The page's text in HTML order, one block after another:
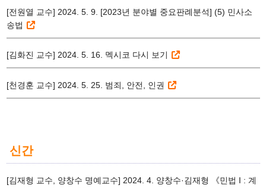
[전원열 교수] 2024. 5. 9. [2023년 분야별 중요판례분석] (5) 민사소
송법
[김화진 교수] 2024. 5. 16. 멕시코 다시 보기
[천경훈 교수] 2024. 5. 25. 범죄, 안전, 인권
신간
[김재형 교수, 양창수 명예교수] 2024. 4. 양창수·김재형 《민법 I : 계